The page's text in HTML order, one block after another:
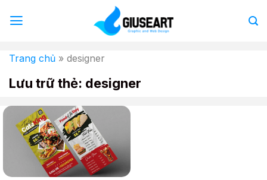
qua
Trang chủ » designer
Lưu trữ thẻ: designer